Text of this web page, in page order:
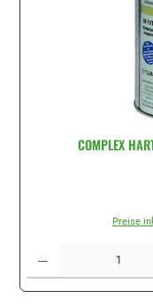
COMPLEX
Preise